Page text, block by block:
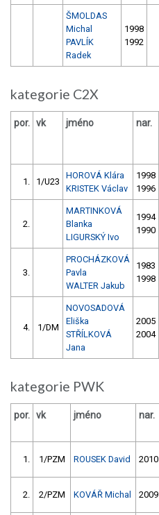
ŠMOLDAS
Michal
PAVLÍK
Radek
1998
1992
kategorie C2X
por. vk jméno nar.
1. 1/U23
HOROVÁ Klára
KRISTEK Václav
1998
1996
2.
MARTINKOVÁ
Blanka
LIGURSKÝ Ivo
1994
1990
3.
PROCHÁZKOVÁ
Pavla
WALTER Jakub
1983
1998
4. 1/DM
NOVOSADOVÁ
Eliška
STŘÍLKOVÁ
Jana
2005
2004
kategorie PWK
por. vk jméno nar.
1. 1/PZM ROUSEK David 2010
2. 2/PZM KOVÁŘ Michal 2009